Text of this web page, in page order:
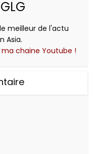
meilleur de l'actu
Asia.
ma chaine Youtube !